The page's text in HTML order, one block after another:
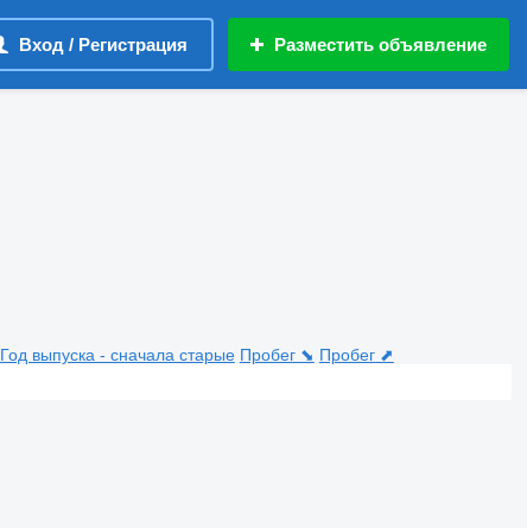
Вход / Регистрация Разместить объявление
Год выпуска - сначала старые Пробег ⬊ Пробег ⬈